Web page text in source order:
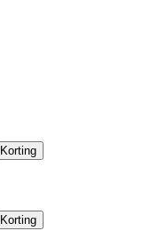
Korting
Korting